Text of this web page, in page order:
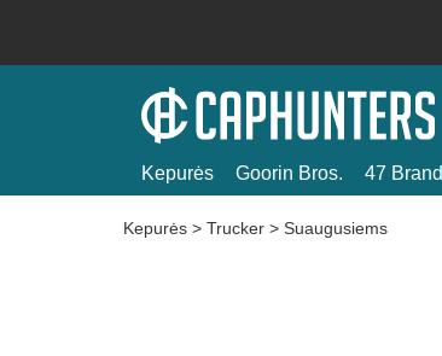
Kepurės Goorin Bros. 47 Brand
Kepurės > Trucker > Suaugusiems